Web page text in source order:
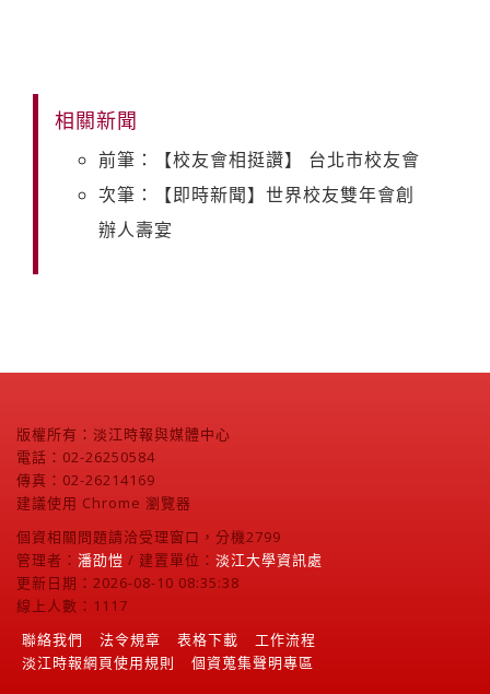
相關新聞
前筆：【校友會相挺讚】 台北市校友會
次筆：【即時新聞】世界校友雙年會創
辦人壽宴
版權所有：淡江時報與媒體中心
電話：02-26250584
傳真：02-26214169
建議使用 Chrome 瀏覽器
個資相關問題請洽受理窗口，分機2799
管理者： 潘劭愷 / 建置單位： 淡江大學資訊處
更新日期：2026-08-10 08:35:38
線上人數：1117
聯絡我們
法令規章 表格下載
工作流程
淡江時報網頁使用規則
個資蒐集聲明專區